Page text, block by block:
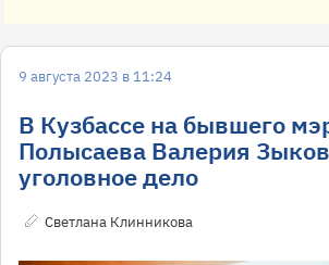
9 августа 2023 в 11:24
В Кузбассе на бывшего
Полысаева Валерия
уголовное дело
Светлана Клинникова